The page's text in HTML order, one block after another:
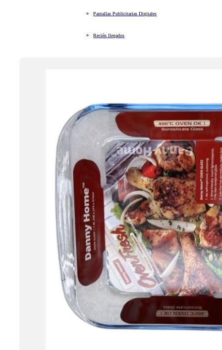
Pantallas Publicitarias Digitales
Recién llegados